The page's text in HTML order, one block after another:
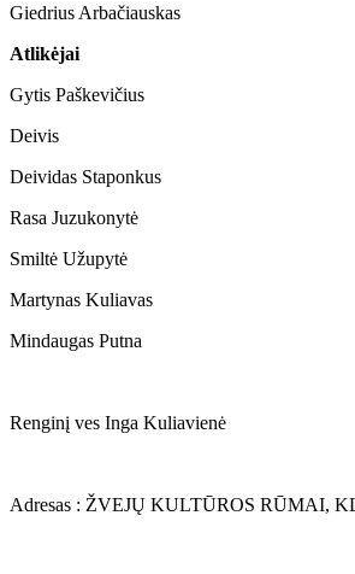
Giedrius Arbačiauskas
Atlikėjai
Gytis Paškevičius
Deivis
Deividas Staponkus
Rasa Juzukonytė
Smiltė Užupytė
Martynas Kuliavas
Mindaugas Putna
Renginį ves Inga Kuliavienė
Adresas : ŽVEJŲ KULTŪROS RŪMAI,